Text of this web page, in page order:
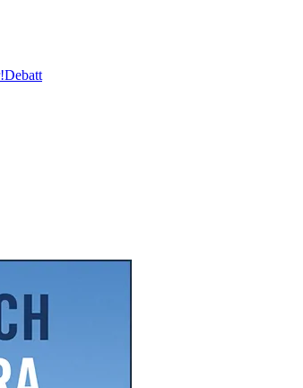
Debatt